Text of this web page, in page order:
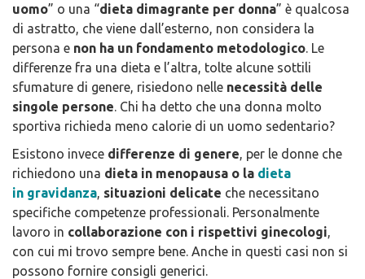
uomo” o una “dieta dimagrante per donna” è qualcosa
di astratto, che viene dall’esterno, non considera la
persona e non ha un fondamento metodologico. Le
differenze fra una dieta e l’altra, tolte alcune sottili
sfumature di genere, risiedono nelle necessità delle
singole persone. Chi ha detto che una donna molto
sportiva richieda meno calorie di un uomo sedentario?
Esistono invece differenze di genere, per le donne che
richiedono una dieta in menopausa o la dieta
in gravidanza, situazioni delicate che necessitano
specifiche competenze professionali. Personalmente
lavoro in collaborazione con i rispettivi ginecologi,
con cui mi trovo sempre bene. Anche in questi casi non si
possono fornire consigli generici.